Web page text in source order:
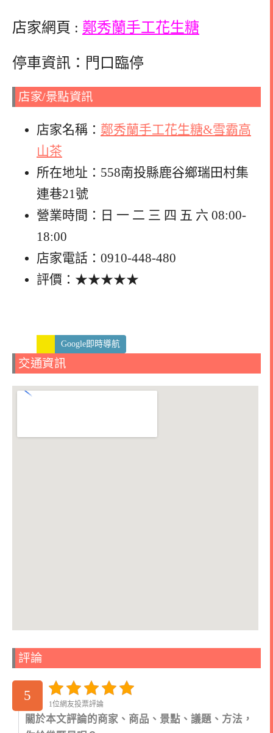
店家網頁 : 鄭秀蘭手工花生糖
停車資訊：門口臨停
店家/景點資訊
店家名稱： 鄭秀蘭手工花生糖&雪霸高
山茶
所在地址：558南投縣鹿谷鄉瑞田村集
連巷21號
營業時間：日 一 二 三 四 五 六 08:00-
18:00
店家電話：0910-448-480
評價：★★★★★
Google即時導航
交通資訊
評論
5
1位網友投票評論
關於本文評論的商家、商品、景點、議題、方法，